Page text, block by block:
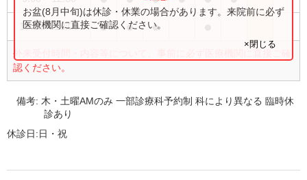
15:00〜18:00 ● ● ●
外来受付時間・内容等について、事前に必ず医療機関に直接ご確
認ください。
お盆(8月中旬)は休診・休業の場合があります。来院前に必ず
医療機関に直接ご確認ください。
×閉じる
備考: 木・土曜AMのみ 一部診療科予約制 科により異なる 臨時休
診あり
休診日:日・祝